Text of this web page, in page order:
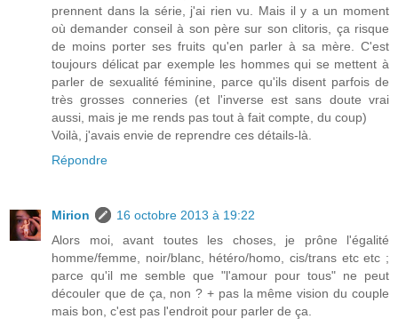
prennent dans la série, j'ai rien vu. Mais il y a un moment
où demander conseil à son père sur son clitoris, ça risque
de moins porter ses fruits qu'en parler à sa mère. C'est
toujours délicat par exemple les hommes qui se mettent à
parler de sexualité féminine, parce qu'ils disent parfois de
très grosses conneries (et l'inverse est sans doute vrai
aussi, mais je me rends pas tout à fait compte, du coup)
Voilà, j'avais envie de reprendre ces détails-là.
Répondre
Mirion
16 octobre 2013 à 19:22
Alors moi, avant toutes les choses, je prône l'égalité
homme/femme, noir/blanc, hétéro/homo, cis/trans etc etc ;
parce qu'il me semble que "l'amour pour tous" ne peut
découler que de ça, non ? + pas la même vision du couple
mais bon, c'est pas l'endroit pour parler de ça.